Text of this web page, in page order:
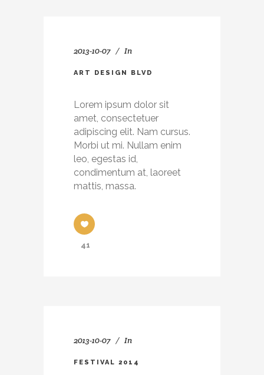
2013-10-07 In
ART DESIGN BLVD
Lorem ipsum dolor sit
amet, consectetuer
adipiscing elit. Nam cursus.
Morbi ut mi. Nullam enim
leo, egestas id,
condimentum at, laoreet
mattis, massa.
41
2013-10-07 In
FESTIVAL 2014